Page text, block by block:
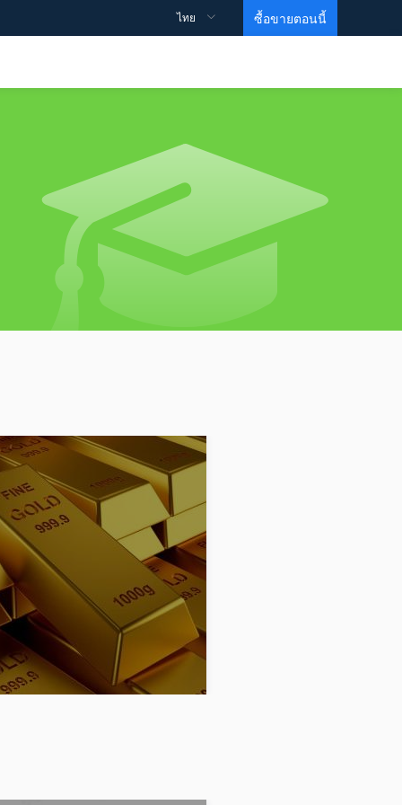
ไทย ซื้อขายตอนนี้
ข้อมูลจำเพาะการซื้อขาย
รายละเอียดสัญญา
สเปรด
บัญชีซื้อขาย
บัญชี ECN
บัญชีเลเวอเรจสูง
บัญชีอิสลาม
ข้อมูลเชิงลึก
ข้อมูล
ความเคลื่อนไหวของดัชนี
คำสั่งซื้อขายของธนาคารเพื่อการลงทุน
Gold ETF
EIA Crude Oil
วิดีโอการศึกษา
MARTIN VIDEO
หน่วยการสร้างพื้นฐาน
ระดับ 1
ระดับ 2
วิธีการเปิดบัญชี？
วิธีการเริ่มต้นการซื้อขาย？
วิธีทำกำไร？
คำถามที่พบบ่อย
ข้อตกลงและเงื่อนไข